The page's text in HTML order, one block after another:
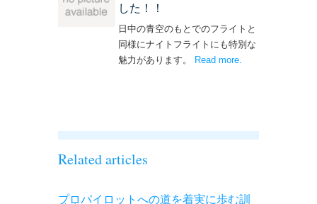
した！！
日中の青空のもとでのフライトと
同様にナイトフライトにも特別な
魅力があります。
Read more– ‘ナイトフライト
.
Related articles
プロパイロットへの道を着実に歩む訓